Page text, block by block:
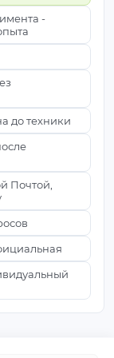
-
до техники
Почтой,